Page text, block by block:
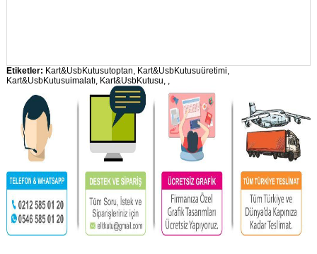
Etiketler: Kart&UsbKutusutoptan Kart&UsbKutusuüretimi
Kart&UsbKutusuimalatı, Kart&UsbKutusu